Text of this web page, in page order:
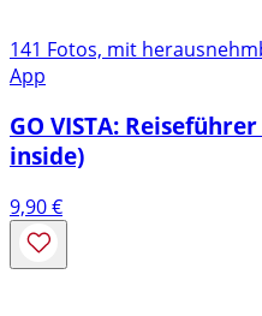
141 Fotos, mit
App
GO VISTA:
inside)
9,90€